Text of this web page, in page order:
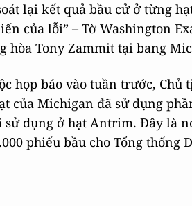
lại kết quả bầu cử ở từng
của lỗi” – Tờ Washington
hòa Tony Zammit tại bang
họp báo vào tuần trước, Chủ
của Michigan đã sử dụng
sử dụng ở hạt Antrim. Đây là
phiếu bầu cho Tổng thống